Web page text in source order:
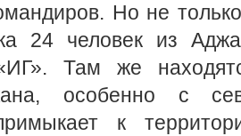
Но не
24 человек из
Там же
особенно с
к